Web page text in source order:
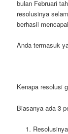
bulan Februari
resolusinya
berhasil
Anda termasuk
Kenapa resolusi
Biasanya ada 3